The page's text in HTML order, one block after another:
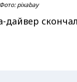
Фото: pixabay